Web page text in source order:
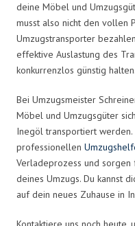
deine Möbel und
musst also nicht den vollen
Umzugstransporter
effektive Auslastung des
konkurrenzlos günstig halten.
Bei Umzugsmeister
Möbel und Umzugsgüter
Inegöl transportiert
professionellen
Verladeprozess und
deines Umzugs. Du kannst
auf dein neues Zuhause in